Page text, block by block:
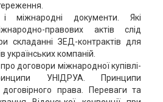
і міжнародні документи. Які
правових актів слід
складанні ЗЕД-контрактів для
українських компаній.
договори міжнародної купівлі-
УНІДРУА. Принципи
договірного права. Переваги та